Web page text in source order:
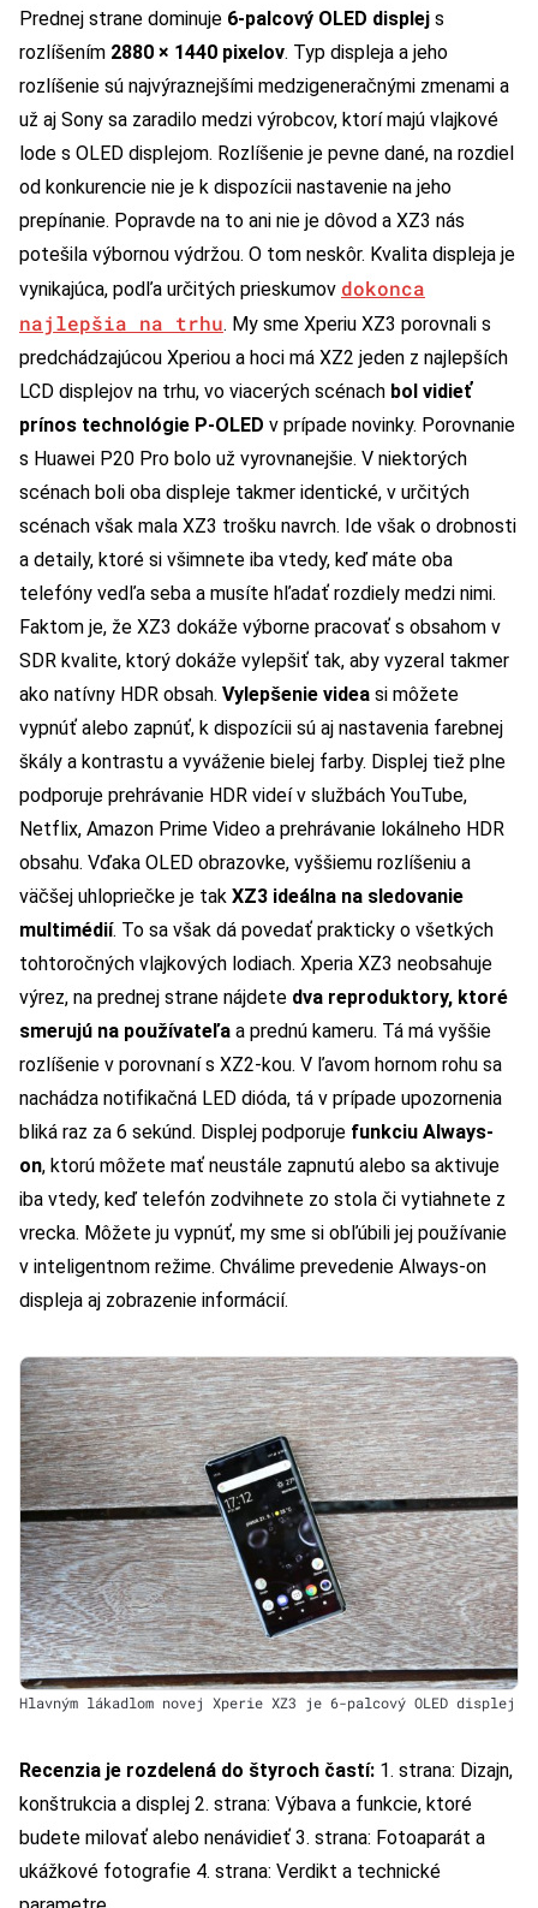
Prednej strane dominuje 6-palcový OLED displej s
rozlíšením 2880 × 1440 pixelov. Typ displeja a jeho
rozlíšenie sú najvýraznejšími medzigeneračnými zmenami a
už aj Sony sa zaradilo medzi výrobcov, ktorí majú vlajkové
lode s OLED displejom. Rozlíšenie je pevne dané, na rozdiel
od konkurencie nie je k dispozícii nastavenie na jeho
prepínanie. Popravde na to ani nie je dôvod a XZ3 nás
potešila výbornou výdržou. O tom neskôr. Kvalita displeja je
vynikajúca, podľa určitých prieskumov dokonca
najlepšia na trhu. My sme Xperiu XZ3 porovnali s
predchádzajúcou Xperiou a hoci má XZ2 jeden z najlepších
LCD displejov na trhu, vo viacerých scénach bol vidieť
prínos technológie P-OLED v prípade novinky. Porovnanie
s Huawei P20 Pro bolo už vyrovnanejšie. V niektorých
scénach boli oba displeje takmer identické, v určitých
scénach však mala XZ3 trošku navrch. Ide však o drobnosti
a detaily, ktoré si všimnete iba vtedy, keď máte oba
telefóny vedľa seba a musíte hľadať rozdiely medzi nimi.
Faktom je, že XZ3 dokáže výborne pracovať s obsahom v
SDR kvalite, ktorý dokáže vylepšiť tak, aby vyzeral takmer
ako natívny HDR obsah. Vylepšenie videa si môžete
vypnúť alebo zapnúť, k dispozícii sú aj nastavenia farebnej
škály a kontrastu a vyváženie bielej farby. Displej tiež plne
podporuje prehrávanie HDR videí v službách YouTube,
Netflix, Amazon Prime Video a prehrávanie lokálneho HDR
obsahu. Vďaka OLED obrazovke, vyššiemu rozlíšeniu a
väčšej uhlopriečke je tak XZ3 ideálna na sledovanie
multimédií. To sa však dá povedať prakticky o všetkých
tohtoročných vlajkových lodiach. Xperia XZ3 neobsahuje
výrez, na prednej strane nájdete dva reproduktory, ktoré
smerujú na používateľa a prednú kameru. Tá má vyššie
rozlíšenie v porovnaní s XZ2-kou. V ľavom hornom rohu sa
nachádza notifikačná LED dióda, tá v prípade upozornenia
bliká raz za 6 sekúnd. Displej podporuje funkciu Always-
on, ktorú môžete mať neustále zapnutú alebo sa aktivuje
iba vtedy, keď telefón zodvihnete zo stola či vytiahnete z
vrecka. Môžete ju vypnúť, my sme si obľúbili jej používanie
v inteligentnom režime. Chválime prevedenie Always-on
displeja aj zobrazenie informácií.
Hlavným lákadlom novej Xperie XZ3 je 6-palcový OLED displej
Recenzia je rozdelená do štyroch častí: 1. strana: Dizajn,
konštrukcia a displej 2. strana: Výbava a funkcie, ktoré
budete milovať alebo nenávidieť 3. strana: Fotoaparát a
ukážkové fotografie 4. strana: Verdikt a technické